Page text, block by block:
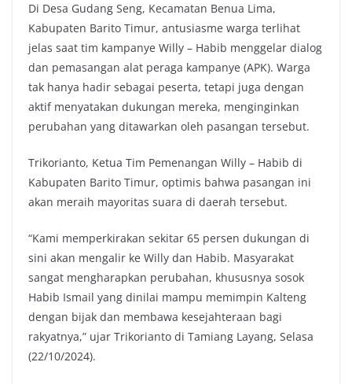
Di Desa Gudang Seng, Kecamatan Benua Lima,
Kabupaten Barito Timur, antusiasme warga terlihat
jelas saat tim kampanye Willy – Habib menggelar dialog
dan pemasangan alat peraga kampanye (APK). Warga
tak hanya hadir sebagai peserta, tetapi juga dengan
aktif menyatakan dukungan mereka, menginginkan
perubahan yang ditawarkan oleh pasangan tersebut.
Trikorianto, Ketua Tim Pemenangan Willy – Habib di
Kabupaten Barito Timur, optimis bahwa pasangan ini
akan meraih mayoritas suara di daerah tersebut.
“Kami memperkirakan sekitar 65 persen dukungan di
sini akan mengalir ke Willy dan Habib. Masyarakat
sangat mengharapkan perubahan, khususnya sosok
Habib Ismail yang dinilai mampu memimpin Kalteng
dengan bijak dan membawa kesejahteraan bagi
rakyatnya,” ujar Trikorianto di Tamiang Layang, Selasa
(22/10/2024).